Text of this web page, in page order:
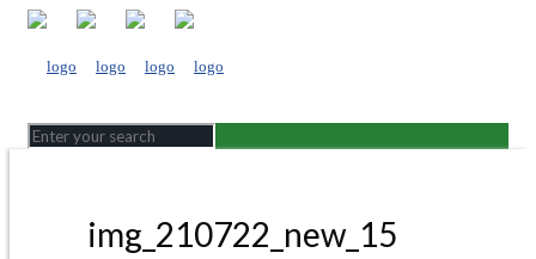
img_210722_new_15